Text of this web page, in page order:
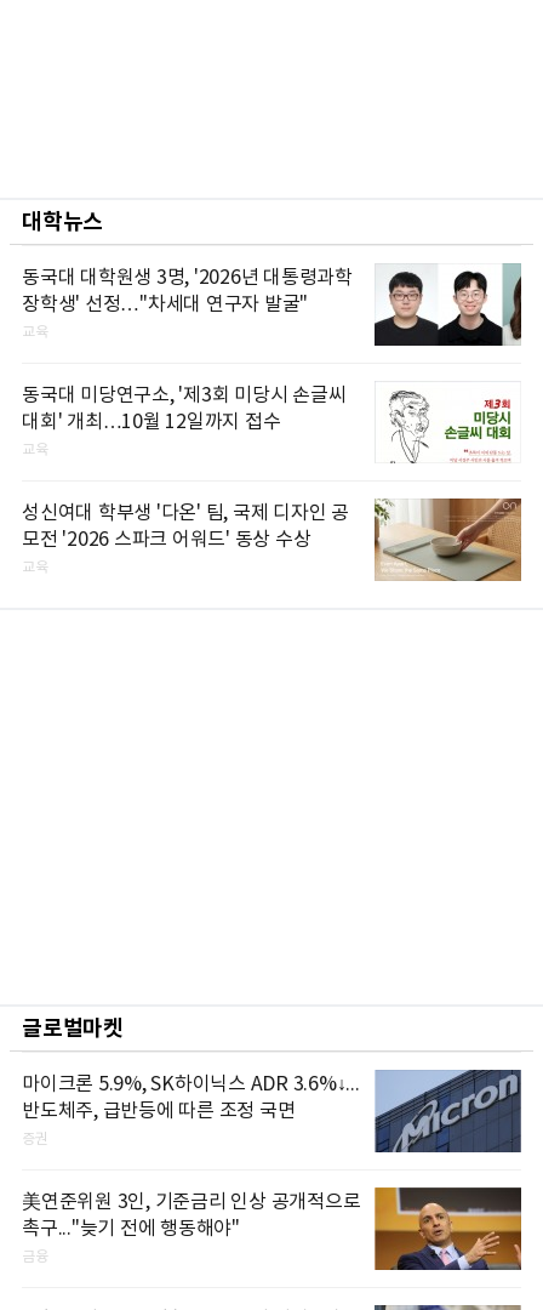
대학뉴스
동국대 대학원생 3명, '2026년 대통령과학
장학생' 선정…"차세대 연구자 발굴"
교육
동국대 미당연구소, '제3회 미당시 손글씨
대회' 개최…10월 12일까지 접수
교육
성신여대 학부생 '다온' 팀, 국제 디자인 공
모전 '2026 스파크 어워드' 동상 수상
교육
글로벌마켓
마이크론 5.9%, SK하이닉스 ADR 3.6%↓...
반도체주, 급반등에 따른 조정 국면
증권
美연준위원 3인, 기준금리 인상 공개적으로
촉구..."늦기 전에 행동해야"
금융